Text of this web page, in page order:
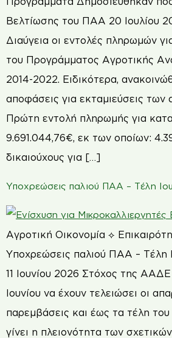
Βελτίωσης του ΠΑΑ 20 Ιουλίου
Διαύγεια οι εντολές πληρωμών
του Προγράμματος Αγροτικής
2014-2022. Ειδικότερα,
αποφάσεις για εκταμιεύσεις των
Πρώτη εντολή πληρωμής για
9.691.044,76€, εκ των οποίων:
δικαιούχους για […]
Υποχρεώσεις παλιού ΠΑΑ – Τέλη
Αγροτική Οικονομία ⟡
Υποχρεώσεις παλιού ΠΑΑ – Τέλη
11 Ιουνίου 2026 Στόχος της ΑΑΔΕ
Ιουνίου να έχουν τελειώσει οι
παρεμβάσεις και έως τα τέλη του
γίνει η πλειονότητα των